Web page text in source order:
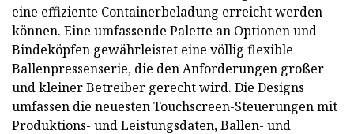
eine effiziente Containerbeladung erreicht werden
können. Eine umfassende Palette an Optionen und
Bindeköpfen gewährleistet eine völlig flexible
Ballenpressenserie, die den Anforderungen großer
und kleiner Betreiber gerecht wird. Die Designs
umfassen die neuesten Touchscreen-Steuerungen mit
Produktions- und Leistungsdaten, Ballen- und